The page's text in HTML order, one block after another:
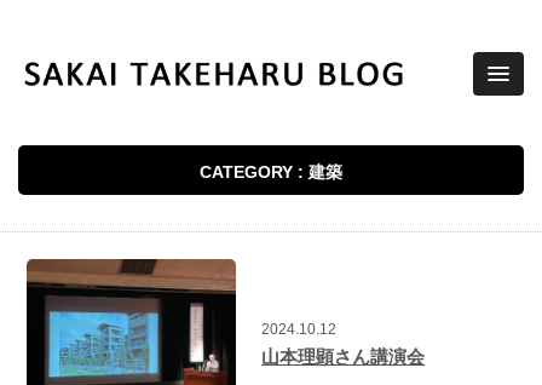
CATEGORY : 建築
2024.10.12
山本理顕さん講演会